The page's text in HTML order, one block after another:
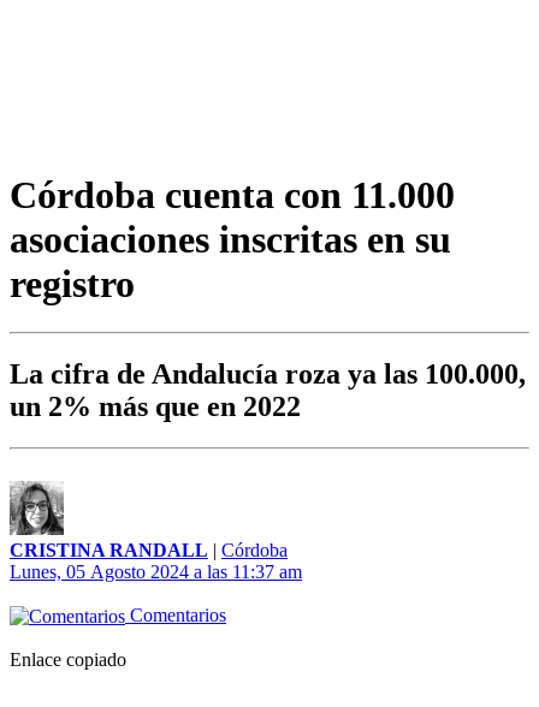
Córdoba cuenta con 11.000
asociaciones inscritas en su
registro
La cifra de Andalucía roza ya las 100.000,
un 2% más que en 2022
CRISTINA RANDALL | Córdoba
Lunes, 05 Agosto 2024 a las 11:37 am
Comentarios
Enlace copiado